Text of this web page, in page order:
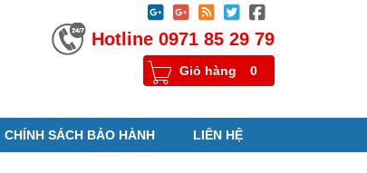





Hotline 0971 85 29 79
Giỏ hàng 0
CHÍNH SÁCH BẢO HÀNH LIÊN HỆ